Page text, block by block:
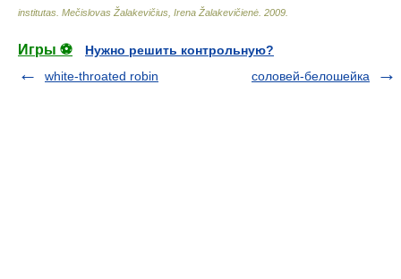
institutas Mečislovas Žalakevičius, Irena Žalakevičienė 2009
Игры ⚽
Нужно решить контрольную?
white-throated robin
соловей-белошейка